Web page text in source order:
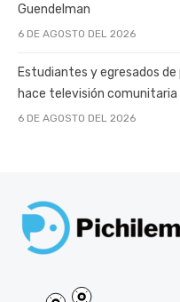
Guendelman
6 DE AGOSTO DEL 2026
Estudiantes y egresados
hace televisión comunitaria
6 DE AGOSTO DEL 2026